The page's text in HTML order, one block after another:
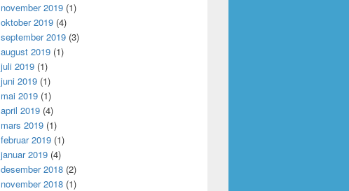
november 2019 (1)
oktober 2019 (4)
september 2019 (3)
august 2019 (1)
juli 2019 (1)
juni 2019 (1)
mai 2019 (1)
april 2019 (4)
mars 2019 (1)
februar 2019 (1)
januar 2019 (4)
desember 2018 (2)
november 2018 (1)